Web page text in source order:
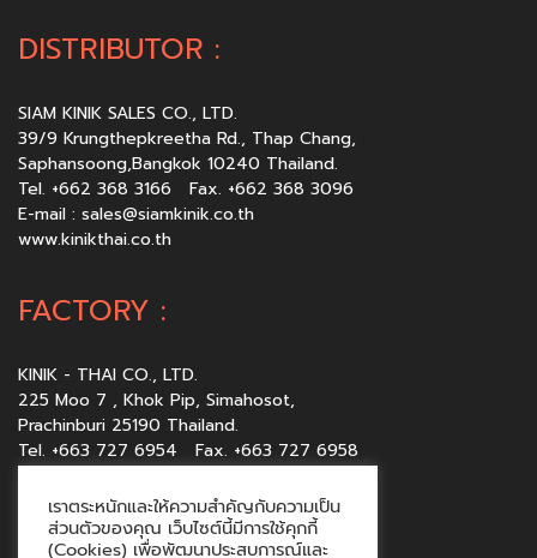
DISTRIBUTOR :
SIAM KINIK SALES CO., LTD.
39/9 Krungthepkreetha Rd., Thap Chang,
Saphansoong,Bangkok 10240 Thailand.
Tel. +662 368 3166 Fax. +662 368 3096
E-mail : sales@siamkinik.co.th
www.kinikthai.co.th
FACTORY :
KINIK - THAI CO., LTD.
225 Moo 7 , Khok Pip, Simahosot,
Prachinburi 25190 Thailand.
Tel. +663 727 6954 Fax. +663 727 6958
www.kinikthai.co.th
เราตระหนักและให้ความสำคัญกับความเป็น
ส่วนตัวของคุณ เว็บไซต์นี้มีการใช้คุกกี้
(Cookies) เพื่อพัฒนาประสบการณ์และ